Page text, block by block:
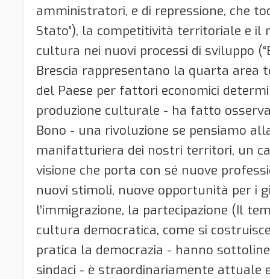
amministratori, e di repressione, che
Stato”), la competitività territoriale e il
cultura nei nuovi processi di sviluppo
Brescia rappresentano la quarta area
del Paese per fattori economici
produzione culturale - ha fatto
Bono - una rivoluzione se pensiamo
manifatturiera dei nostri territori, un
visione che porta con sé nuove
nuovi stimoli, nuove opportunità per i
l’immigrazione, la partecipazione (Il
cultura democratica, come si
pratica la democrazia - hanno
sindaci - è straordinariamente attuale